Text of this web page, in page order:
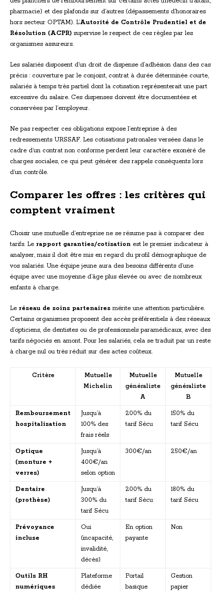
pharmacie) et des plafonds sur d’autres (dépassements d’honoraires
hors secteur OPTAM). L’Autorité de Contrôle Prudentiel et de
Résolution (ACPR) supervise le respect de ces règles par les
organismes assureurs.
Les salariés disposent d’un droit de dispense d’adhésion dans des cas
précis : couverture par le conjoint, contrat à durée déterminée courte,
salariés à temps très partiel dont la cotisation représenterait une part
excessive du salaire. Ces dispenses doivent être documentées et
conservées par l’employeur.
Ne pas respecter ces obligations expose l’entreprise à des
redressements URSSAF. Les cotisations patronales versées dans le
cadre d’un contrat non conforme perdent leur caractère exonéré de
charges sociales, ce qui peut générer des rappels conséquents lors
d’un contrôle.
Comparer les offres : les critères qui
comptent vraiment
Choisir une mutuelle d’entreprise ne se résume pas à comparer des
tarifs. Le rapport garanties/cotisation est le premier indicateur à
analyser, mais il doit être mis en regard du profil démographique de
vos salariés. Une équipe jeune aura des besoins différents d’une
équipe avec une moyenne d’âge plus élevée ou avec de nombreux
enfants à charge.
Le réseau de soins partenaires mérite une attention particulière.
Certains organismes proposent des accès préférentiels à des réseaux
d’opticiens, de dentistes ou de professionnels paramédicaux, avec des
tarifs négociés en amont. Pour les salariés, cela se traduit par un reste
à charge nul ou très réduit sur des actes coûteux.
Critère
Mutuelle
Michelin
Mutuelle
généraliste
A
Mutuelle
généraliste
B
Remboursement
hospitalisation
Jusqu’à
100% des
frais réels
200% du
tarif Sécu
150% du
tarif Sécu
Optique
(monture +
verres)
Jusqu’à
400€/an
selon option
300€/an 250€/an
Dentaire
(prothèse)
Jusqu’à
300% du
tarif Sécu
200% du
tarif Sécu
180% du
tarif Sécu
Prévoyance
incluse
Oui
(incapacité,
invalidité,
décès)
En option
payante
Non
Outils RH
numériques
Plateforme
dédiée
Portail
basique
Gestion
papier